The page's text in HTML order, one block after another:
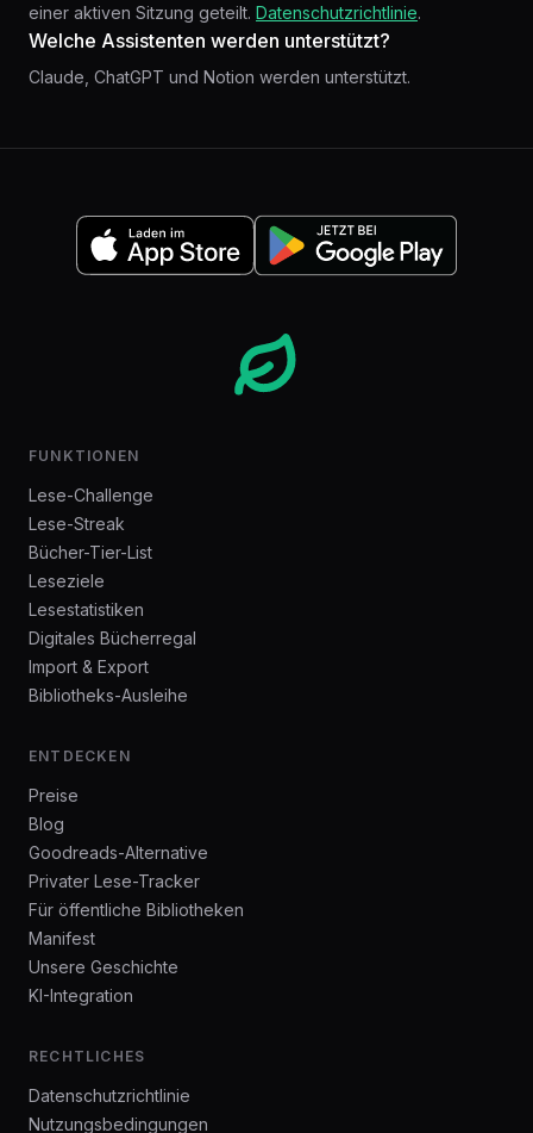
einer aktiven Sitzung geteilt. Datenschutzrichtlinie.
Welche Assistenten werden unterstützt?
Claude, ChatGPT und Notion werden unterstützt.
FUNKTIONEN
Lese-Challenge
Lese-Streak
Bücher-Tier-List
Leseziele
Lesestatistiken
Digitales Bücherregal
Import & Export
Bibliotheks-Ausleihe
ENTDECKEN
Preise
Blog
Goodreads-Alternative
Privater Lese-Tracker
Für öffentliche Bibliotheken
Manifest
Unsere Geschichte
KI-Integration
RECHTLICHES
Datenschutzrichtlinie
Nutzungsbedingungen